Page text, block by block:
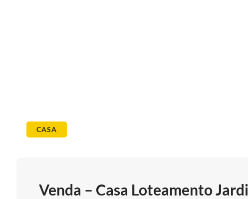
CASA
Venda – Casa Loteamento